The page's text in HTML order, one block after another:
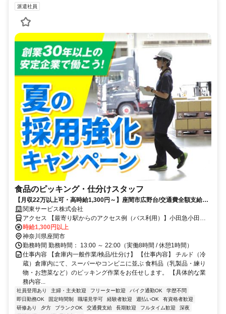
派遣社員
食品のピッキング・仕分けスタッフ
【月収22万以上可・高時給1,300円～】座間市広野台/交通費全額支給＆
朝はゆっくり13時スタート！食品のピッキング・仕分け／残業ほぼなし
関東サービス株式会社
アクセス 【最寄り駅からのアクセス例（バス利用）】小田急小田原
線「相武台前駅」よりバスで約10～12分※「ひばりが丘一丁目」ま
たは「イオンモール座間」バス停下車、徒歩数分小田急江ノ島線「中
央林間駅」よりバスで約15分小田急小田原線「小田急相模原駅」より
バスで約15分相鉄本線「さがみ野駅」よりバスで約15分
時給1,300円以上
神奈川県座間市
勤務時間 勤務時間： 13:00 ～ 22:00（実働8時間 / 休憩1時間）
仕事内容 【倉庫内一般作業/検品/仕分け】 【仕事内容】 チルド（冷
蔵）倉庫内にて、スーパーやコンビニに並ぶ 食料品（乳製品・練り
物・お惣菜など）のピッキング作業をお任せします。 【具体的な業
務内容...
社員登用あり 主婦・主夫歓迎 フリーター歓迎 バイク通勤OK
学歴不問
即日勤務OK
固定時間制 職場見学可 経験者歓迎 週払いOK
有資格者歓迎
研修あり
夕方 ブランクOK 交通費支給 長期歓迎 フルタイム歓迎
深夜